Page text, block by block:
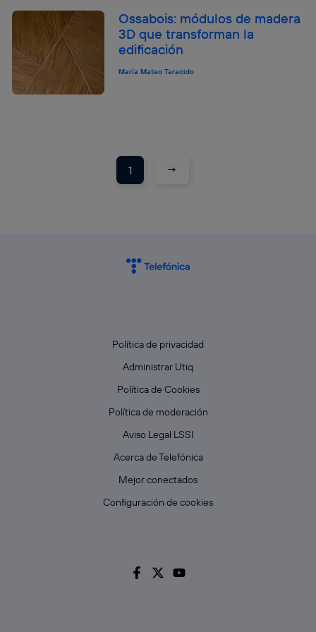
Ossabois: módulos de madera
3D que transforman la
edificación
María Mateo Taracido
1 →
Política de privacidad
Administrar Utiq
Política de Cookies
Política de moderación
Aviso Legal LSSI
Acerca de Telefónica
Mejor conectados
Configuración de cookies